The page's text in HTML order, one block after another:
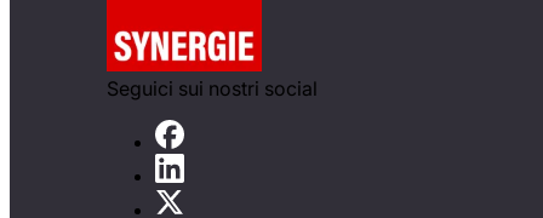
Seguici sui nostri social